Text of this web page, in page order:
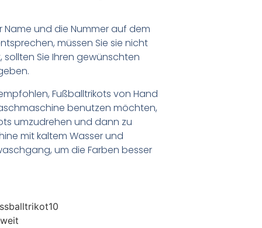
Name und die Nummer auf dem
müssen Sie sie nicht
Sie Ihren gewünschten
Fußballtrikots von Hand
benutzen möchten,
umzudrehen und dann zu
mit kaltem Wasser und
um die Farben besser